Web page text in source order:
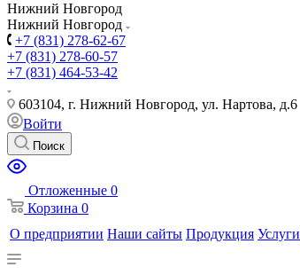
Нижний Новгород
Нижний Новгород
+7 (831) 278-62-67
+7 (831) 278-60-57
+7 (831) 464-53-42
603104, г. Нижний Новгород, ул. Нартова, д.6
Войти
Поиск
Отложенные 0
Корзина 0
О предприятии Наши сайты Продукция Услуги